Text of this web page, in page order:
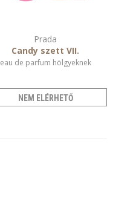
Prada
Candy szett VII.
eau de parfum hölgyeknek
NEM ELÉRHETŐ